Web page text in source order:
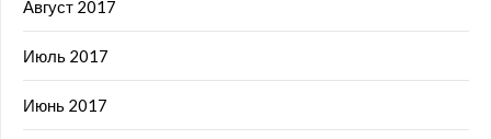
Август 2017
Июль 2017
Июнь 2017